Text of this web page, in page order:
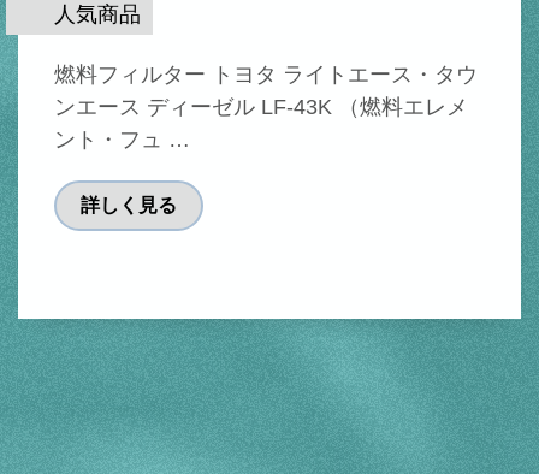
人気商品
燃料フィルター トヨタ ライトエース・タウ
ンエース ディーゼル LF-43K （燃料エレメ
ント・フュ …
詳しく見る